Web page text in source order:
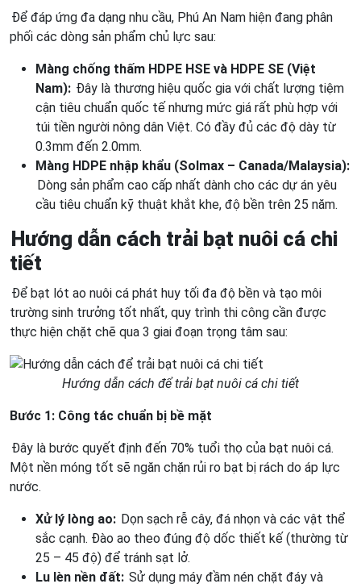
Để đáp ứng đa dạng nhu cầu, Phú An Nam hiện đang phân
phối các dòng sản phẩm chủ lực sau:
Màng chống thấm HDPE HSE và HDPE SE (Việt
Nam): Đây là thương hiệu quốc gia với chất lượng tiệm
cận tiêu chuẩn quốc tế nhưng mức giá rất phù hợp với
túi tiền người nông dân Việt. Có đầy đủ các độ dày từ
0.3mm đến 2.0mm.
Màng HDPE nhập khẩu (Solmax – Canada/Malaysia):
Dòng sản phẩm cao cấp nhất dành cho các dự án yêu
cầu tiêu chuẩn kỹ thuật khắt khe, độ bền trên 25 năm.
Hướng dẫn cách trải bạt nuôi cá chi
tiết
Để bạt lót ao nuôi cá phát huy tối đa độ bền và tạo môi
trường sinh trưởng tốt nhất, quy trình thi công cần được
thực hiện chặt chẽ qua 3 giai đoạn trọng tâm sau:
Hướng dẫn cách để trải bạt nuôi cá chi tiết
Bước 1: Công tác chuẩn bị bề mặt
Đây là bước quyết định đến 70% tuổi thọ của bạt nuôi cá.
Một nền móng tốt sẽ ngăn chặn rủi ro bạt bị rách do áp lực
nước.
Xử lý lòng ao: Dọn sạch rễ cây, đá nhọn và các vật thể
sắc cạnh. Đào ao theo đúng độ dốc thiết kế (thường từ
25 – 45 độ) để tránh sạt lở.
Lu lèn nền đất: Sử dụng máy đầm nén chặt đáy và